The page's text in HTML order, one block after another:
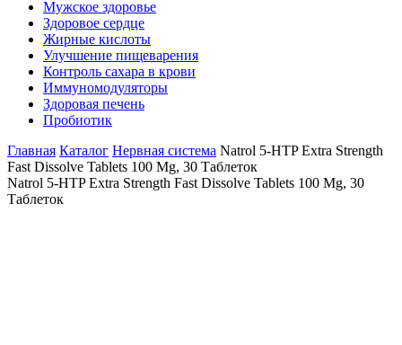
Мужское здоровье
Здоровое сердце
Жирные кислоты
Улучшение пищеварения
Контроль сахара в крови
Иммуномодуляторы
Здоровая печень
Пробиотик
Главная Каталог Нервная система Natrol 5-HTP Extra Strength
Fast Dissolve Tablets 100 Mg, 30 Таблеток
Natrol 5-HTP Extra Strength Fast Dissolve Tablets 100 Mg, 30
Таблеток